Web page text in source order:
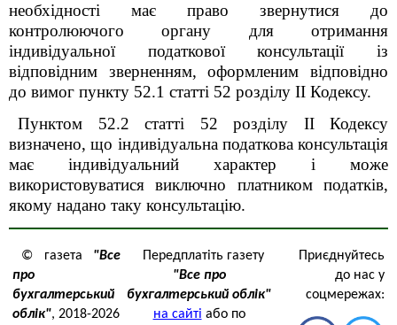
необхідності має право звернутися до
контролюючого органу для отримання
індивідуальної податкової консультації із
відповідним зверненням, оформленим відповідно
до вимог пункту 52.1 статті 52 розділу ІІ Кодексу.
Пунктом 52.2 статті 52 розділу ІІ Кодексу
визначено, що індивідуальна податкова консультація
має індивідуальний характер і може
використовуватися виключно платником податків,
якому надано таку консультацію.
© газета "Все
про
бухгалтерський
облік", 2018-2026
Передплатіть газету
"Все про
бухгалтерський облік"
на сайті або по
Приєднуйтесь
до нас у
соцмережах: